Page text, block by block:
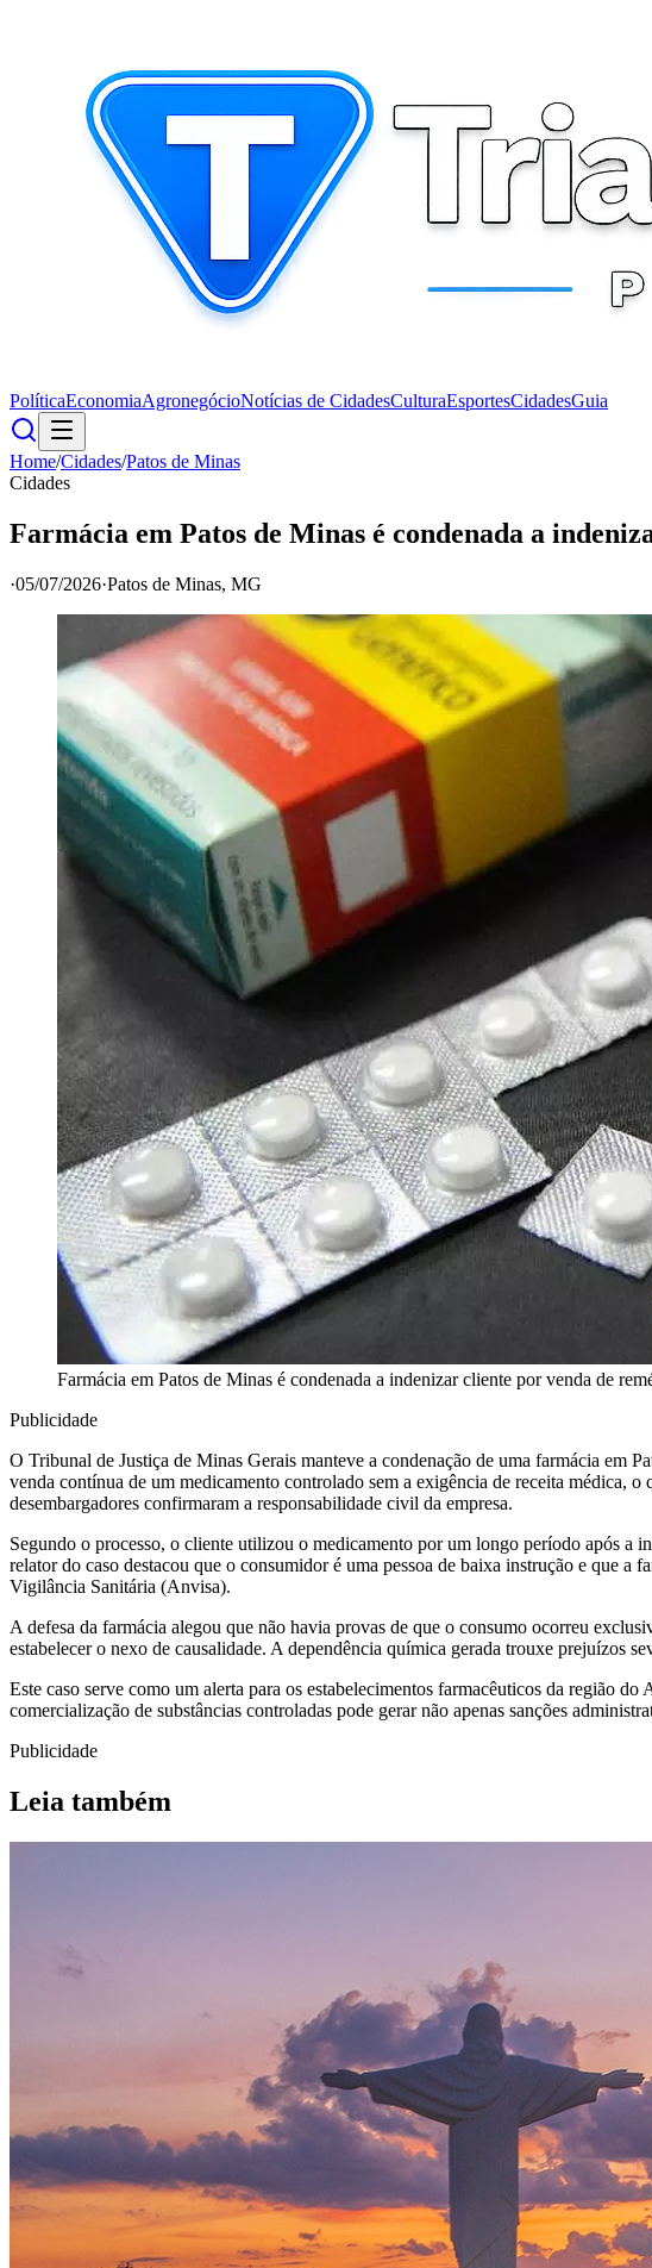
PolíticaEconomiaAgronegócioNotícias de CidadesCulturaEsportesCidadesGuia
Home/Cidades/Patos de Minas
Cidades
Farmácia em Patos de Minas é condenada a
·05/07/2026·Patos de Minas, MG
Farmácia em Patos de Minas é condenada a indenizar cliente por venda de
Publicidade
O Tribunal de Justiça de Minas Gerais manteve a condenação de uma farmácia em
venda contínua de um medicamento controlado sem a exigência de receita médica,
desembargadores confirmaram a responsabilidade civil da empresa.
Segundo o processo, o cliente utilizou o medicamento por um longo período após a
relator do caso destacou que o consumidor é uma pessoa de baixa instrução e que
Vigilância Sanitária (Anvisa).
A defesa da farmácia alegou que não havia provas de que o consumo ocorreu
estabelecer o nexo de causalidade. A dependência química gerada trouxe prejuízos
Este caso serve como um alerta para os estabelecimentos farmacêuticos da região
comercialização de substâncias controladas pode gerar não apenas sanções
Publicidade
Leia também